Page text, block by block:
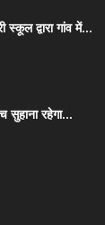
स्कूल द्वारा गांव में...
रहेगा...